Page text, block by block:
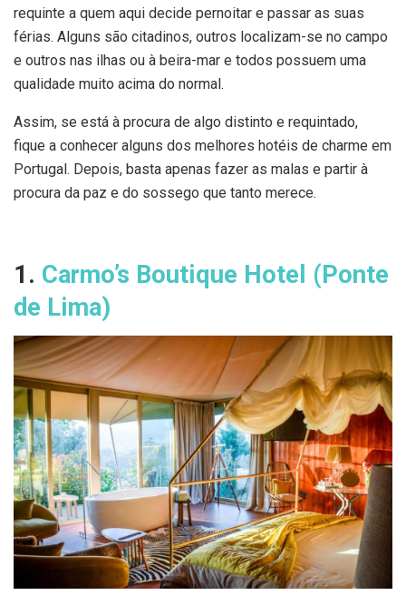
requinte a quem aqui decide pernoitar e passar as suas
férias. Alguns são citadinos, outros localizam-se no campo
e outros nas ilhas ou à beira-mar e todos possuem uma
qualidade muito acima do normal.
Assim, se está à procura de algo distinto e requintado,
fique a conhecer alguns dos melhores hotéis de charme em
Portugal. Depois, basta apenas fazer as malas e partir à
procura da paz e do sossego que tanto merece.
1. Carmo’s Boutique Hotel (Ponte
de Lima)